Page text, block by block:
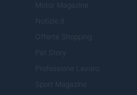
Motor Magazine
Notizie.it
Offerte Shopping
Pet Story
Professione Lavoro
Sport Magazine